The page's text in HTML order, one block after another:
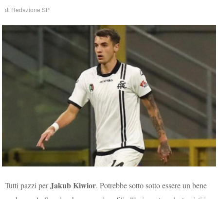
di Redazione SP
Tutti pazzi perJakub Kiwior. Potrebbe sotto sotto essere un bene